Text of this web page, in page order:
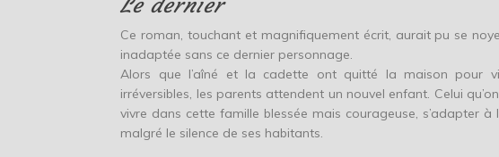
Ce roman, touchant et magnifiquement écrit, aurait pu se
inadaptée sans ce dernier personnage.
Alors que l’aîné et la cadette ont quitté la maison pour
irréversibles, les parents attendent un nouvel enfant. Celui
vivre dans cette famille blessée mais courageuse, s’adapter à
malgré le silence de ses habitants.